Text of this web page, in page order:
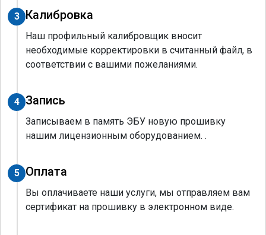
3 Калибровка
Наш профильный калибровщик вносит
необходимые корректировки в считанный файл, в
соответствии с вашими пожеланиями.
4 Запись
Записываем в память ЭБУ новую прошивку
нашим лицензионным оборудованием. .
5 Оплата
Вы оплачиваете наши услуги, мы отправляем вам
сертификат на прошивку в электронном виде.